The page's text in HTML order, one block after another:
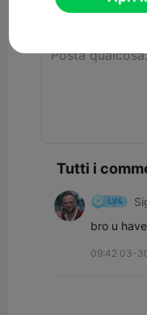
Commenta
Tutti i
bro u
09:42 03-